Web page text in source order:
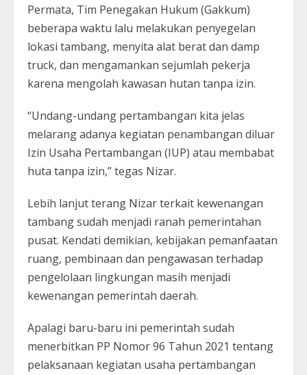
Permata, Tim Penegakan Hukum (Gakkum)
beberapa waktu lalu melakukan penyegelan
lokasi tambang, menyita alat berat dan damp
truck, dan mengamankan sejumlah pekerja
karena mengolah kawasan hutan tanpa izin.
“Undang-undang pertambangan kita jelas
melarang adanya kegiatan penambangan diluar
Izin Usaha Pertambangan (IUP) atau membabat
huta tanpa izin,” tegas Nizar.
Lebih lanjut terang Nizar terkait kewenangan
tambang sudah menjadi ranah pemerintahan
pusat. Kendati demikian, kebijakan pemanfaatan
ruang, pembinaan dan pengawasan terhadap
pengelolaan lingkungan masih menjadi
kewenangan pemerintah daerah.
Apalagi baru-baru ini pemerintah sudah
menerbitkan PP Nomor 96 Tahun 2021 tentang
pelaksanaan kegiatan usaha pertambangan